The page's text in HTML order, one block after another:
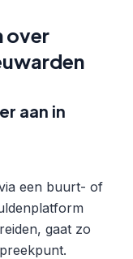
over
aan in
een buurt- of
gaat zo